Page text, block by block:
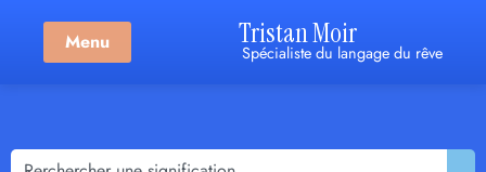
Menu Tristan Moir
Spécialiste du langage du rêve